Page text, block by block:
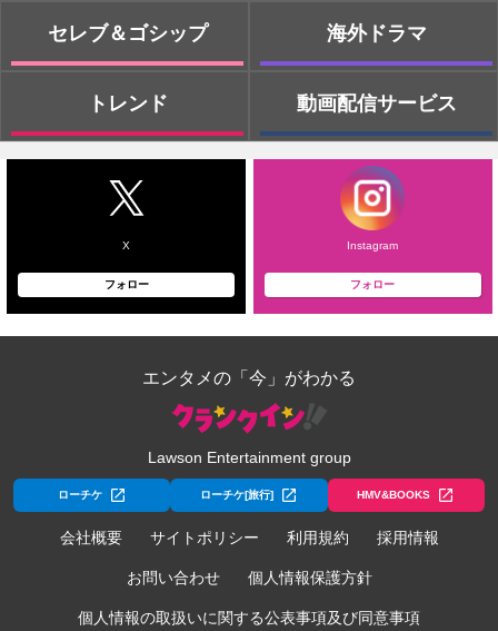
セレブ＆ゴシップ
トレンド
海外ドラマ
動画配信サービス
X
フォロー
Instagram
フォロー
エンタメの「今」がわかる
Lawson Entertainment group
ローチケ ローチケ[旅行] HMV&BOOKS
会社概要 サイトポリシー 利用規約 採用情報
お問い合わせ 個人情報保護方針
個人情報の取扱いに関する公表事項及び同意事項